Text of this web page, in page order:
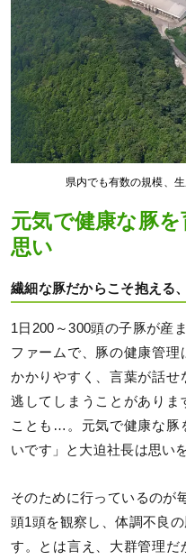
県内でも有数の規模、
元気で健康な豚
思い
繊細な豚だからこそ抱える
1日200～300頭の子豚が産
ファームで、豚の健康管理
かかりやすく、言葉が話せ
逃してしまうことがありま
ことも…。元気で健康な豚
いです」と大迫社長は思い
そのために行っているのが
頭1頭を観察し、体調不良
す。とは言え、大群管理だ